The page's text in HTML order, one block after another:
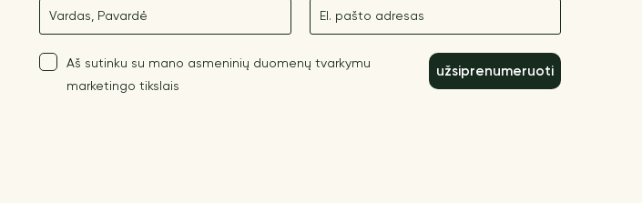
Vardas El. paštas
Aš sutinku su mano asmeninių duomenų tvarkymu
marketingo tikslais
užsiprenumeruoti